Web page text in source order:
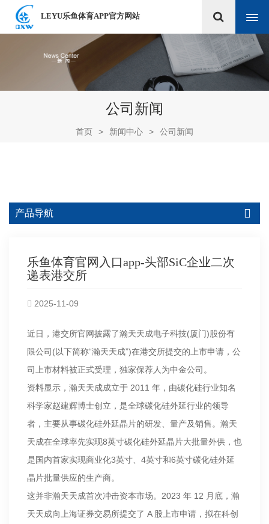
LEYU乐鱼体育APP官方网站
公司新闻
首页 > 新闻中心 > 公司新闻
产品导航
乐鱼体育官网入口app-头部SiC企业二次
递表港交所
2025-11-09
近日，港交所官网披露了瀚天天成电子科技(厦门)股份有
限公司(以下简称“瀚天天成”)在港交所提交的上市申请，公
司上市材料被正式受理，独家保荐人为中金公司。
资料显示，瀚天天成成立于 2011 年，由碳化硅行业知名
科学家赵建辉博士创立，是全球碳化硅外延行业的领导
者，主要从事碳化硅外延晶片的研发、量产及销售。瀚天
天成在全球率先实现8英寸碳化硅外延晶片大批量外供，也
是国内首家实现商业化3英寸、4英寸和6英寸碳化硅外延
晶片批量供应的生产商。
这并非瀚天天成首次冲击资本市场。2023 年 12 月底，瀚
天天成向上海证券交易所提交了 A 股上市申请，拟在科创